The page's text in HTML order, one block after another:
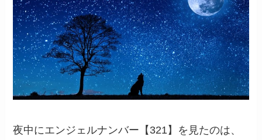
夜中にエンジェルナンバー【321】を見たのは、